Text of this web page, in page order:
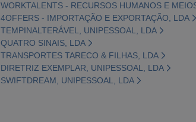
WORKTALENTS - RECURSOS HUMANOS E
4OFFERS - IMPORTAÇÃO E EXPORTAÇÃO, LDA
TEMPINALTERÁVEL, UNIPESSOAL, LDA
QUATRO SINAIS, LDA
TRANSPORTES TARECO & FILHAS, LDA
DIRETRIZ EXEMPLAR, UNIPESSOAL, LDA
SWIFTDREAM, UNIPESSOAL, LDA